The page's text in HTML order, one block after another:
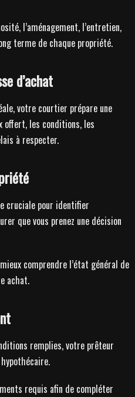
l’aménagement, l’entretien,
terme de chaque propriété.
d’achat
votre courtier prépare une
offert, les conditions, les
à respecter.
cruciale pour identifier
que vous prenez une décision
comprendre l’état général de
achat.
remplies, votre prêteur
requis afin de compléter